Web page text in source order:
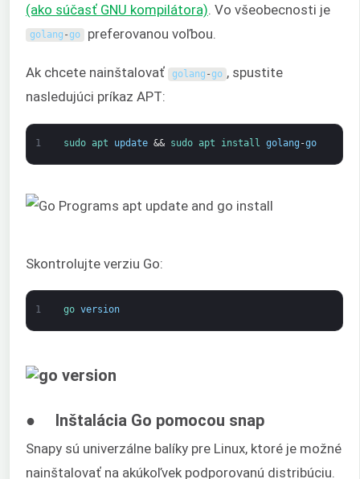
(ako súčasť GNU kompilátora) . Vo všeobecnosti je
golang -go preferovanou voľbou.
Ak chcete nainštalovať golang -go , spustite
nasledujúci príkaz APT:
1 sudo apt update && sudo apt install golang -go
Skontrolujte verziu Go:
1 go version
● Inštalácia Go pomocou snap
Snapy sú univerzálne balíky pre Linux, ktoré je možné
nainštalovať na akúkoľvek podporovanú distribúciu.